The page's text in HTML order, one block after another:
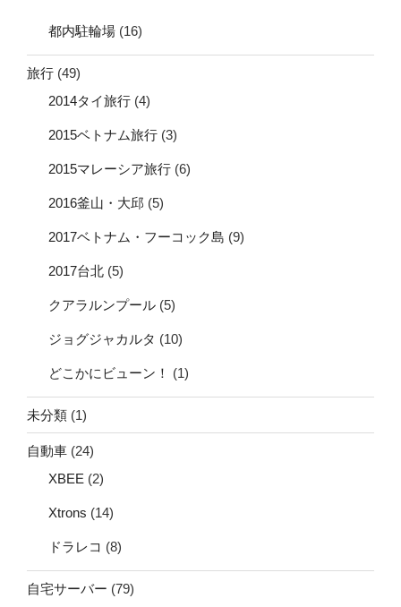
都内駐輪場 (16)
旅行 (49)
2014タイ旅行 (4)
2015ベトナム旅行 (3)
2015マレーシア旅行 (6)
2016釜山・大邱 (5)
2017ベトナム・フーコック島 (9)
2017台北 (5)
クアラルンプール (5)
ジョグジャカルタ (10)
どこかにビューン！ (1)
未分類 (1)
自動車 (24)
XBEE (2)
Xtrons (14)
ドラレコ (8)
自宅サーバー (79)